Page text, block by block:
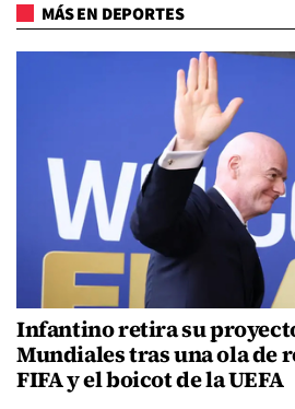
MÁS EN DEPORTES
Infantino retira su
Mundiales tras una ola de
FIFA y el boicot de la UEFA